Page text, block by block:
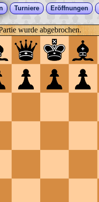
Turniere Eröffnungen
wurde abgebrochen.